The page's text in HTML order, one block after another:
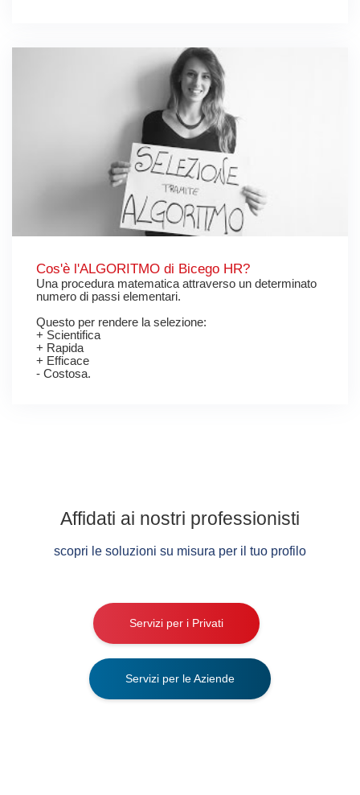
Cos'è l'ALGORITMO di Bicego HR?
Una procedura matematica attraverso un determinato
numero di passi elementari.
Questo per rendere la selezione:
+ Scientifica
+ Rapida
+ Efficace
- Costosa.
Affidati ai nostri professionisti
scopri le soluzioni su misura per il tuo profilo
Servizi per i Privati
Servizi per le Aziende